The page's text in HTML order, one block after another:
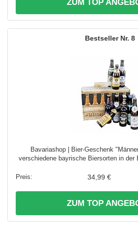
ZUM TOP
8
Bavariashop | Bier-Geschenk
verschiedene bayrische Biersorten in der
34,99 €
ZUM TOP